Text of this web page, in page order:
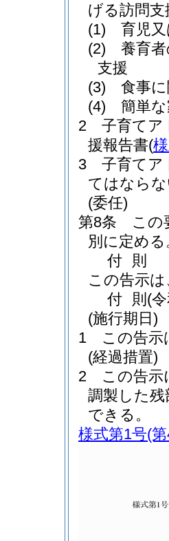
げる訪問
(1)
育児
(2)
養育
支援
(3)
食事
(4)
簡単
2
子育てア
援報告書(
3
子育てア
てはなら
(委任)
第8条
この
別に定める
付 則
この告示
付 則 (
(施行期日)
1
この告示
(経過措置)
2
この告示
調製した
できる。
様式第1号(